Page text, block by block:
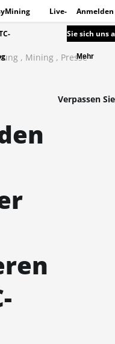
Live- Anmelden
Sie sich uns
Mehr
, Mining , Presse
Verpassen